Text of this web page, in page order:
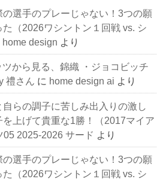
の選手のプレーじゃない！3つの願
（2026ワシントン１回戦 vs. シ
home design より
から見る、錦織 ・ジョコビッチ
禮さん に home design ai より
らの調子に苦しみ出入りの激し
上げて貴重な1勝！（2017マイア
05 2025-2026 サード より
の選手のプレーじゃない！3つの願
（2026ワシントン１回戦 vs. シ